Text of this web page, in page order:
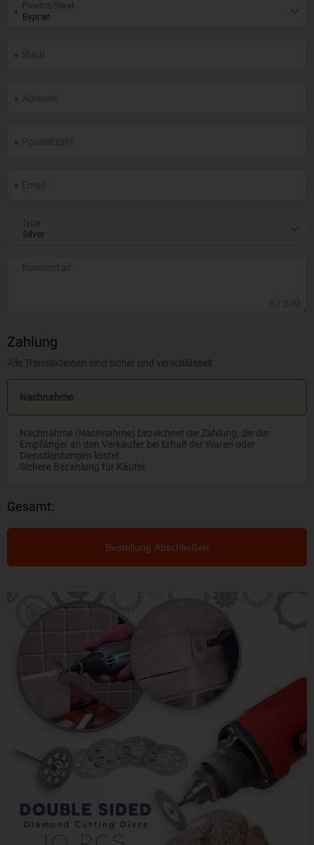
Provinz/Staat
Type
Zahlung
Alle Transaktionen sind sicher und verschlüsselt.
Nachnahme
Nachnahme (Nachnahme) bezeichnet die Zahlung, die der
Empfänger an den Verkäufer bei Erhalt der Waren oder
Dienstleistungen leistet.
Sichere Bezahlung für Käufer.
Gesamt:
Bestellung Abschließen